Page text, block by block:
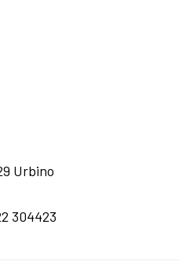
Urbino
304423